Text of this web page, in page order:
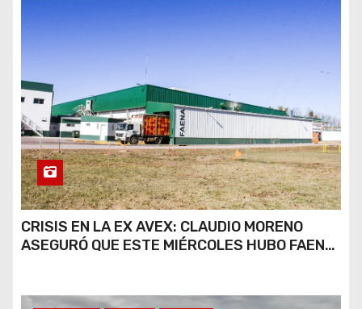
CRISIS EN LA EX AVEX: CLAUDIO MORENO
ASEGURÓ QUE ESTE MIÉRCOLES HUBO FAENA